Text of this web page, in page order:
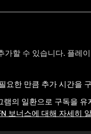
할 수 있습니다. 플레
요한 만큼 추가 시간을
램의 일환으로 구독을
보너스에 대해 자세히